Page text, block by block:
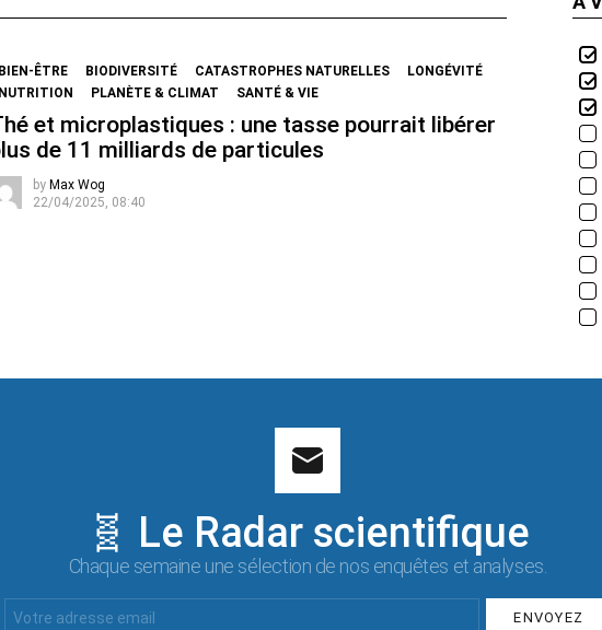
BIEN-ÊTRE BIODIVERSITÉ CATASTROPHES NATURELLES
LONGÉVITÉ
NUTRITION
PLANÈTE & CLIMAT SANTÉ & VIE
et microplastiques : une tasse pourrait libérer
de 11 milliards de particules
by Max Wog
22/04/2025, 08:40
🧬 Le Radar scientifique
Chaque semaine une sélection de nos enquêtes et analyses.
Email